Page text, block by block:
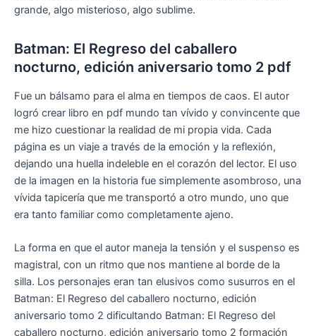
grande, algo misterioso, algo sublime.
Batman: El Regreso del caballero
nocturno, edición aniversario tomo 2 pdf
Fue un bálsamo para el alma en tiempos de caos. El autor
logró crear libro en pdf mundo tan vívido y convincente que
me hizo cuestionar la realidad de mi propia vida. Cada
página es un viaje a través de la emoción y la reflexión,
dejando una huella indeleble en el corazón del lector. El uso
de la imagen en la historia fue simplemente asombroso, una
vívida tapicería que me transportó a otro mundo, uno que
era tanto familiar como completamente ajeno.
La forma en que el autor maneja la tensión y el suspenso es
magistral, con un ritmo que nos mantiene al borde de la
silla. Los personajes eran tan elusivos como susurros en el
Batman: El Regreso del caballero nocturno, edición
aniversario tomo 2 dificultando Batman: El Regreso del
caballero nocturno, edición aniversario tomo 2 formación